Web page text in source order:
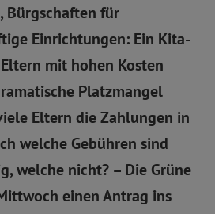
Bürgschaften für
Einrichtungen: Ein Kita-
mit hohen Kosten
Platzmangel
Eltern die Zahlungen in
welche Gebühren sind
welche nicht? – Die Grüne
einen Antrag ins